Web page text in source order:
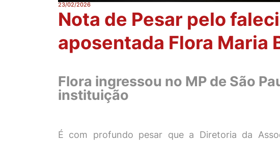
23/02/2026
Nota de Pesar pelo
aposentada Flora Maria
Flora ingressou no MP de São
instituição
É com profundo pesar que a Diretoria da